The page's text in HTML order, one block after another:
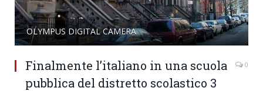
OLYMPUS DIGITAL CAMERA
Finalmente l’italiano in una scuola
pubblica del distretto scolastico 3
0